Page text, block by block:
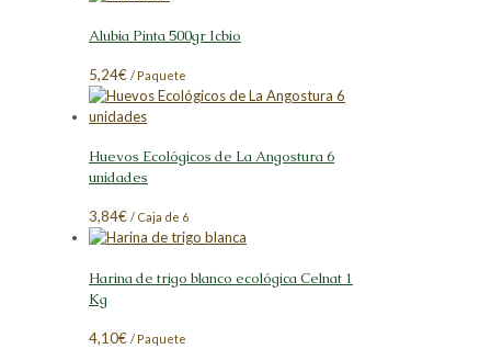
Alubia Pinta 500gr Icbio
5,24€ / Paquete
Huevos Ecológicos de La Angostura 6
unidades
3,84€ / Caja de 6
Harina de trigo blanco ecológica Celnat 1
Kg
4,10€ / Paquete